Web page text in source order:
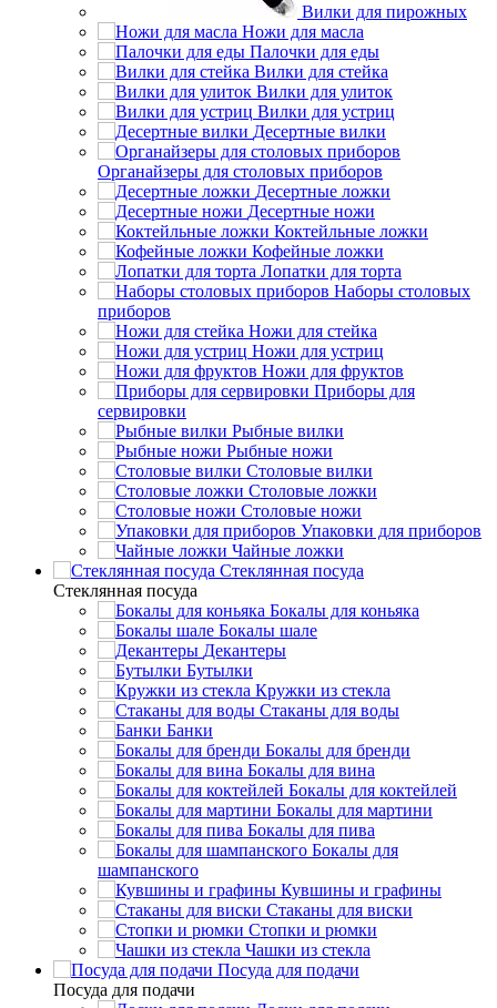
Вилки для пирожных
Ножи для масла
Палочки для еды
Вилки для стейка
Вилки для улиток
Вилки для устриц
Десертные вилки
Органайзеры для столовых приборов
Десертные ложки
Десертные ножи
Коктейльные ложки
Кофейные ложки
Лопатки для торта
Наборы столовых
приборов
Ножи для стейка
Ножи для устриц
Ножи для фруктов
Приборы для
сервировки
Рыбные вилки
Рыбные ножи
Столовые вилки
Столовые ложки
Столовые ножи
Упаковки для приборов
Чайные ложки
Стеклянная посуда
Стеклянная посуда
Бокалы для коньяка
Бокалы шале
Декантеры
Бутылки
Кружки из стекла
Стаканы для воды
Банки
Бокалы для бренди
Бокалы для вина
Бокалы для коктейлей
Бокалы для мартини
Бокалы для пива
Бокалы для
шампанского
Кувшины и графины
Стаканы для виски
Стопки и рюмки
Чашки из стекла
Посуда для подачи
Посуда для подачи